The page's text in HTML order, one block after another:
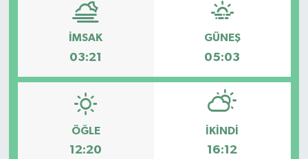
İMSAK
03:21
GÜNEŞ
05:03
ÖĞLE
12:20
İKINDI
16:12